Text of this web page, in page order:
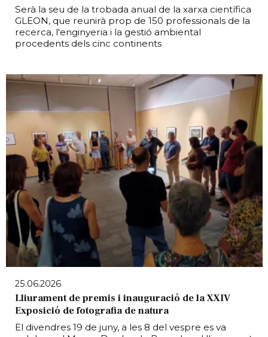
Serà la seu de la trobada anual de la xarxa científica
GLEON, que reunirà prop de 150 professionals de la
recerca, l'enginyeria i la gestió ambiental
procedents dels cinc continents
25.06.2026
Lliurament de premis i inauguració de la XXIV
Exposició de fotografia de natura
El divendres 19 de juny, a les 8 del vespre es va